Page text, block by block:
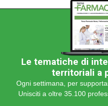
Le tematiche di
territoriali a
Ogni settimana, per
Unisciti a oltre 35.100